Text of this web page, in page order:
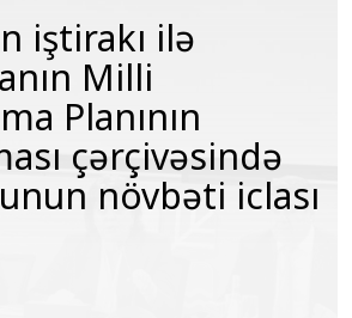
iştirakı ilə
Milli
Planının
çərçivəsində
növbəti iclası